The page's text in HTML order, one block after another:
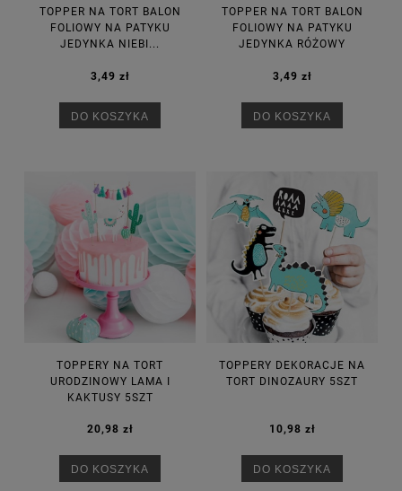
TOPPER NA TORT BALON
FOLIOWY NA PATYKU
JEDYNKA NIEBI...
3,49 zł
DO KOSZYKA
TOPPER NA TORT BALON
FOLIOWY NA PATYKU
JEDYNKA RÓŻOWY
3,49 zł
DO KOSZYKA
TOPPERY NA TORT
URODZINOWY LAMA I
KAKTUSY 5SZT
20,98 zł
DO KOSZYKA
TOPPERY DEKORACJE NA
TORT DINOZAURY 5SZT
10,98 zł
DO KOSZYKA